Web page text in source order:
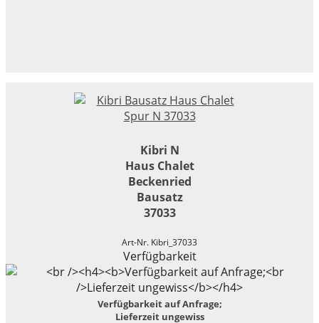
Kibri N
Haus Chalet
Beckenried
Bausatz
37033
Art-Nr. Kibri_37033
Verfügbarkeit
Verfügbarkeit auf Anfrage;
Lieferzeit ungewiss